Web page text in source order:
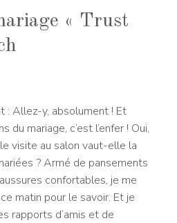
« Trust
: Allez-y, absolument ! Et
du mariage, c’est l’enfer ! Oui,
visite au salon vaut-elle la
? Armé de pansements
confortables, je me
matin pour le savoir. Et je
rapports d’amis et de